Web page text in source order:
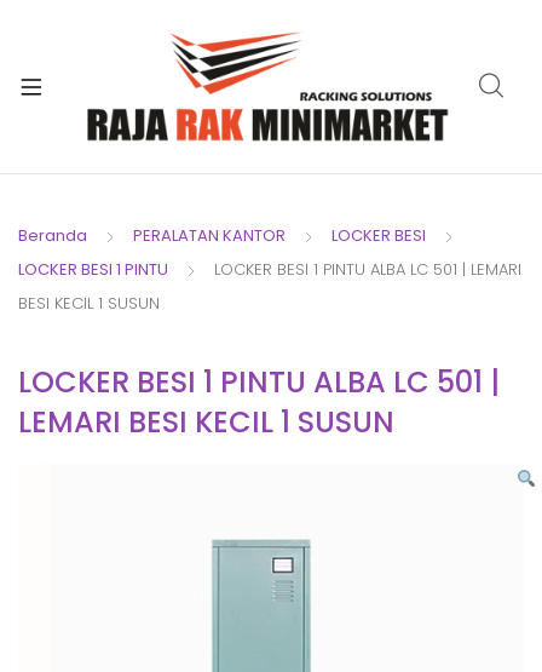
Beranda PERALATAN KANTOR
LOCKER BESI
LOCKER BESI 1 PINTU
LOCKER BESI 1 PINTU ALBA LC 501 | LEMARI
BESI KECIL 1 SUSUN
LOCKER BESI 1 PINTU ALBA LC 501 |
LEMARI BESI KECIL 1 SUSUN